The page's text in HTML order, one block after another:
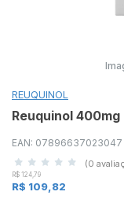
REUQUINOL
Reuquinol
EAN: 07896637023047
(0
R$ 124,79
R$ 109,82